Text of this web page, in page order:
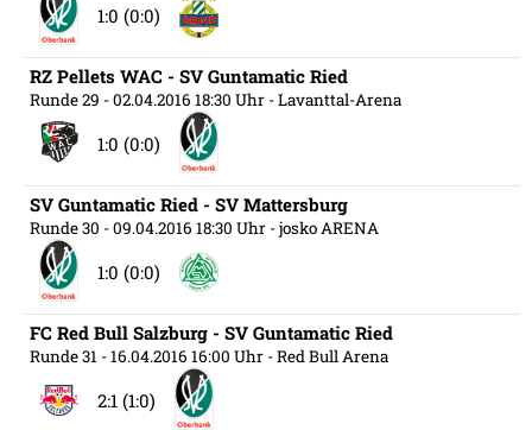
1:0 (0:0)
RZ Pellets WAC - SV Guntamatic Ried
Runde 29 - 02.04.2016 18:30 Uhr - Lavanttal-Arena
1:0 (0:0)
SV Guntamatic Ried - SV Mattersburg
Runde 30 - 09.04.2016 18:30 Uhr - josko ARENA
1:0 (0:0)
FC Red Bull Salzburg - SV Guntamatic Ried
Runde 31 - 16.04.2016 16:00 Uhr - Red Bull Arena
2:1 (1:0)